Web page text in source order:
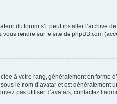
du forum s’il peut installer l’archive
rendre sur le site de phpBB.com
à votre rang, généralement en forme
le nom d’avatar et est généralement
pas utiliser d’avatars, contactez